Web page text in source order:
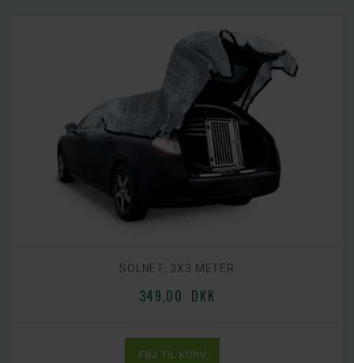
SOLNET, 3X3 METER
349,00 DKK